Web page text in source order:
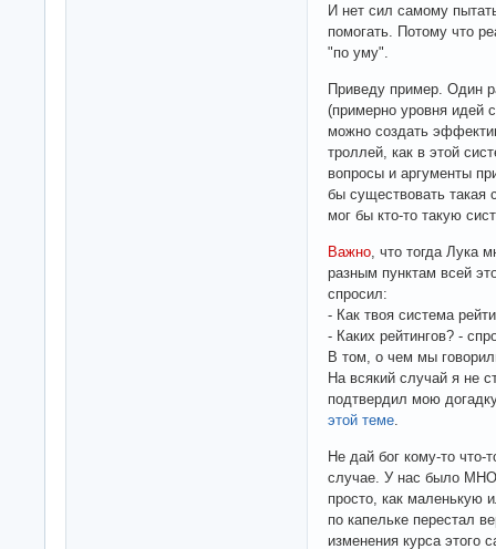
И нет сил самому
помогать. Потому что
"по уму".
Приведу пример. Один
(примерно уровня идей
можно создать
троллей, как в этой
вопросы и аргументы
бы существовать такая
мог бы кто-то такую
Важно , что тогда Лука
разным пунктам всей
спросил:
- Как твоя система
- Каких рейтингов? -
В том, о чем мы
На всякий случай я не
подтвердил мою
этой теме
Не дай бог кому-то
случае. У нас было
просто, как маленькую
по капельке перестал
изменения курса этого